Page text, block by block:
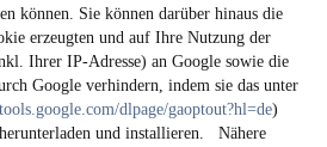
können. Sie können darüber hinaus die
erzeugten und auf Ihre Nutzung der
Ihrer IP-Adresse) an Google sowie die
Google verhindern, indem sie das unter
dlpage/gaoptout?hl=de)
und installieren. Nähere